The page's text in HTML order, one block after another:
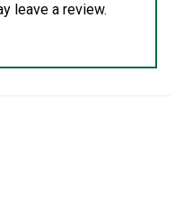
leave a review.